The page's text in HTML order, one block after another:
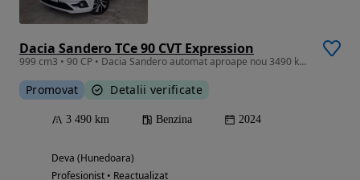
Dacia Sandero TCe 90 CVT Expression
999 cm3 • 90 CP • Dacia Sandero automat aproape nou 3490 km reali 2024
Promovat Detalii verificate
3 490 km Benzina 2024
Deva (Hunedoara)
Profesionist • Reactualizat